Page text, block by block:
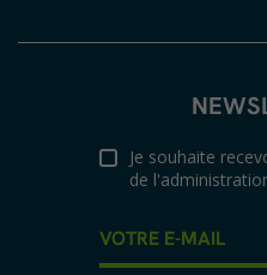
Je souhaite
de